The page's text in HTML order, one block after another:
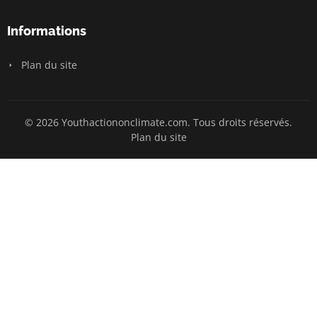
Informations
Plan du site
© 2026 Youthactiononclimate.com. Tous droits réservés.
Plan du site